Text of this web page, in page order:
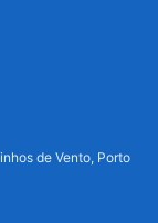
de Vento, Porto